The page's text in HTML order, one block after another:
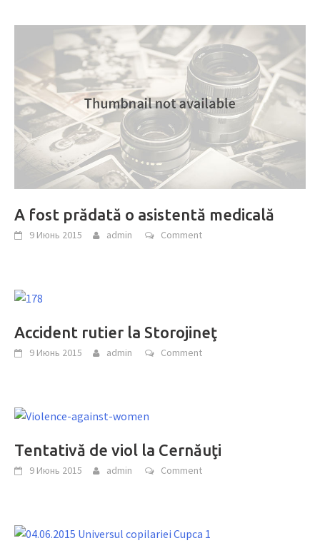
A fost prădată o asistentă medicală
9 Июнь 2015 admin Comment
Accident rutier la Storojineţ
9 Июнь 2015 admin Comment
Tentativă de viol la Cernăuţi
9 Июнь 2015 admin Comment